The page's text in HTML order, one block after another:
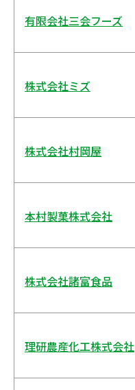
有限会社三会フーズ
株式会社ミズ
株式会社村岡屋
本村製菓株式会社
株式会社諸富食品
理研農産化工株式会社